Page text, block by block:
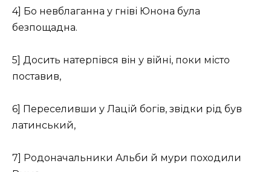
4] Бо невблаганна у гніві Юнона була
безпощадна.
5] Досить натерпівся він у війні, поки місто
поставив,
6] Переселивши у Лацій богів, звідки рід був
латинський,
7] Родоначальники Альби й мури походили